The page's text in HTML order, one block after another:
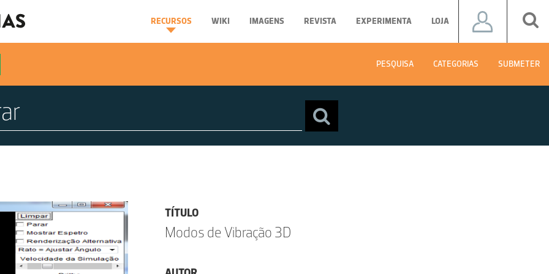
RECURSOS WIKI IMAGENS REVISTA EXPERIMENTA LOJA
PESQUISA CATEGORIAS SUBMETER
TÍTULO
Modos de Vibração 3D